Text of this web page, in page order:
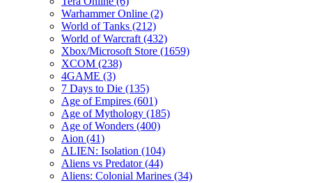
Warhammer Online (2)
World of Tanks (212)
World of Warcraft (432)
Xbox/Microsoft Store (1659)
XCOM (238)
4GAME (3)
7 Days to Die (135)
Age of Empires (601)
Age of Mythology (185)
Age of Wonders (400)
Aion (41)
ALIEN: Isolation (104)
Aliens vs Predator(44)
Aliens: Colonial Marines (34)